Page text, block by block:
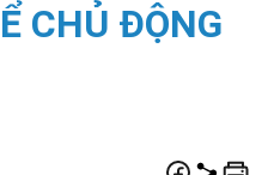
CHỦ ĐỘNG